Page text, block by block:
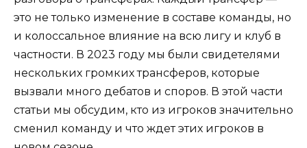
это не только изменение в составе команды, но
и колоссальное влияние на всю лигу и клуб в
частности. В 2023 году мы были свидетелями
нескольких громких трансферов, которые
вызвали много дебатов и споров. В этой части
статьи мы обсудим, кто из игроков значительно
сменил команду и что ждет этих игроков в